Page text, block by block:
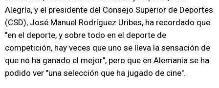
Alegría, y el presidente del Consejo Superior de Deportes
(CSD), José Manuel Rodríguez Uribes, ha recordado que
"en el deporte, y sobre todo en el deporte de
competición, hay veces que uno se lleva la sensación de
que no ha ganado el mejor", pero que en Alemania se ha
podido ver "una selección que ha jugado de cine".